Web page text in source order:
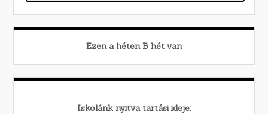
Ezen a héten B hét van
Iskolánk nyitva tartási ideje: